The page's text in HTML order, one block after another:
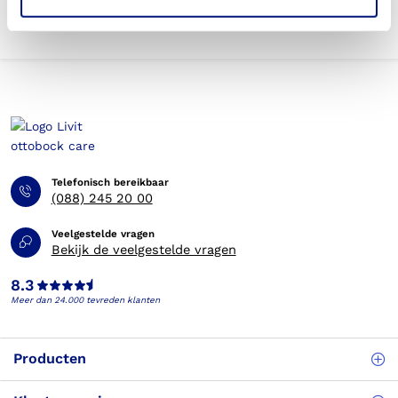
Telefonisch bereikbaar
(088) 245 20 00
Veelgestelde vragen
Bekijk de veelgestelde vragen
8.3
Meer dan 24.000 tevreden klanten
Producten